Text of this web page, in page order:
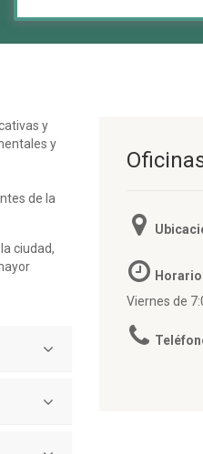
y
y
de la
ciudad,
Viernes de